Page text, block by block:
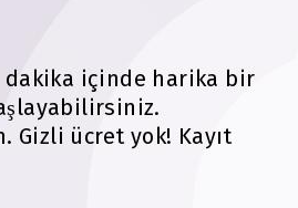
içinde harika bir
Gizli ücret yok! Kayıt